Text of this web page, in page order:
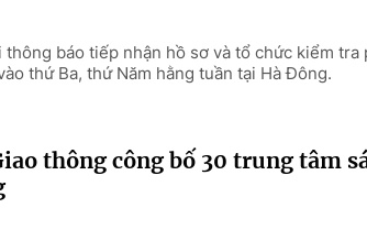
thông báo tiếp nhận hồ sơ và tổ chức kiểm
thứ Ba, thứ Năm hằng tuần tại Hà Đông.
thông công bố 30 trung tâm